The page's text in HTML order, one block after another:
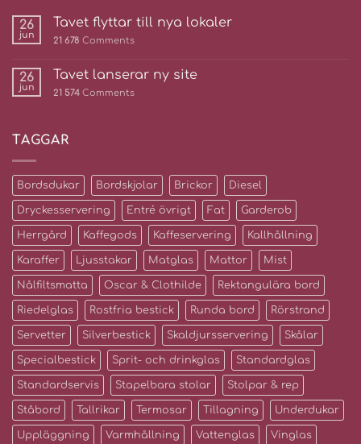
26
jun
Tavet flyttar till nya lokaler
21 678 Comments
26
jun
Tavet lanserar ny site
21 574 Comments
TAGGAR
Bordsdukar Bordskjolar Brickor Diesel
Dryckesservering Entré övrigt Fat Garderob
Herrgård Kaffegods Kaffeservering Kallhållning
Karaffer Ljusstakar Matglas Mattor Mist
Nålfiltsmatta Oscar & Clothilde Rektangulära bord
Riedelglas Rostfria bestick Runda bord Rörstrand
Servetter Silverbestick Skaldjursservering Skålar
Specialbestick Sprit- och drinkglas Standardglas
Standardservis Stapelbara stolar Stolpar & rep
Ståbord Tallrikar Termosar Tillagning Underdukar
Uppläggning Varmhållning Vattenglas Vinglas